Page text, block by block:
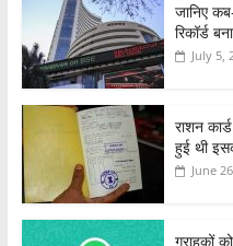
जानिए
रिकॉर्ड
July 5,
राशन
हुई थी
June
ग्राहकों